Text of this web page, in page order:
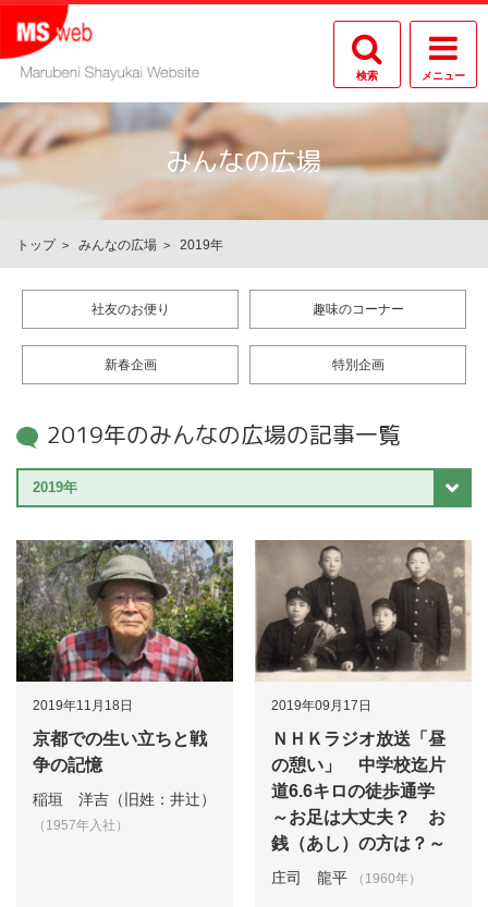
メニュー
検索
みんなの広場
トップ みんなの広場 2019年
社友のお便り 趣味のコーナー
新春企画 特別企画
2019年のみんなの広場の記事一覧
2019年
2019年11月18日
京都での生い立ちと戦
争の記憶
稲垣 洋吉（旧姓：井辻）
（1957年入社）
2019年09月17日
ＮＨＫラジオ放送「昼
の憩い」 中学校迄片
道6.6キロの徒歩通学
～お足は大丈夫？ お
銭（あし）の方は？～
庄司 龍平 （1960年）